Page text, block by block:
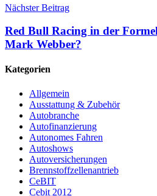
Nächster Beitrag
Red Bull Racing in der
Mark Webber?
Kategorien
Allgemein
Ausstattung & Zubehör
Autobranche
Autofinanzierung
Autonomes Fahren
Autoshows
Autoversicherungen
Brennstoffzellenantrieb
CeBIT
Cebit 2012